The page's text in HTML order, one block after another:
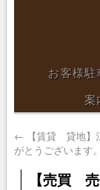
お客様
案
← 【賃貸 貸地】
がとうございます。
【売買